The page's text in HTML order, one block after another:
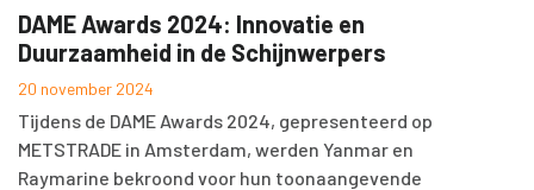
DAME Awards 2024: Innovatie en
Duurzaamheid in de Schijnwerpers
20 november 2024
Tijdens de DAME Awards 2024, gepresenteerd op
METSTRADE in Amsterdam, werden Yanmar en
Raymarine bekroond voor hun toonaangevende